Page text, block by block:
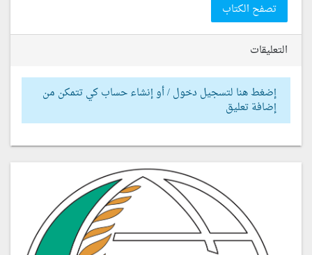
تصفح الكتاب
التعليقات
إضغط هنا لتسجيل دخول / أو إنشاء حساب كي تتمكن من
إضافة تعليق